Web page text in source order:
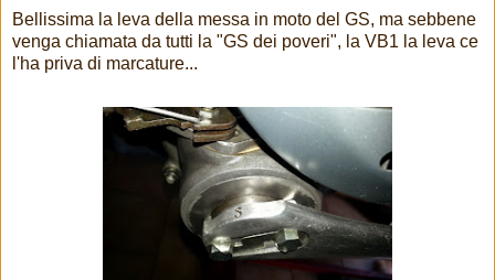
Bellissima la leva della messa in moto del GS, ma sebbene
venga chiamata da tutti la "GS dei poveri", la VB1 la leva ce
l'ha priva di marcature...